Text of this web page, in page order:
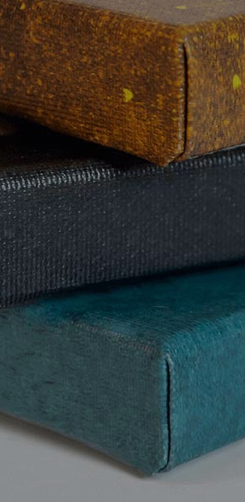
Jackson Pollock - Yellow and Black
€
view